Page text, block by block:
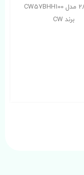
28kg.cm مدل CW57BHH100
برند CW